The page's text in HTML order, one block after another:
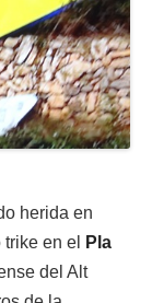
herida en
en el
Pla
del Alt